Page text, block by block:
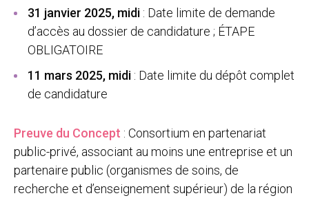
31 janvier 2025, midi : Date limite de demande
d’accès au dossier de candidature ; ÉTAPE
OBLIGATOIRE
11 mars 2025, midi : Date limite du dépôt complet
de candidature
Preuve du Concept : Consortium en partenariat
public-privé, associant au moins une entreprise et un
partenaire public (organismes de soins, de
recherche et d’enseignement supérieur) de la région